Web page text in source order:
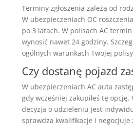
Terminy zgłoszenia zależą od
W ubezpieczeniach OC
po 3 latach. W polisach AC termin
wynosić nawet 24 godziny.
ogólnych warunkach Twojej
Czy dostanę pojazd
W ubezpieczeniach AC auta
gdy wcześniej zakupiłeś tę opcję.
decyzja o udzieleniu jest
sprawdza kwalifikacje i negocjuje